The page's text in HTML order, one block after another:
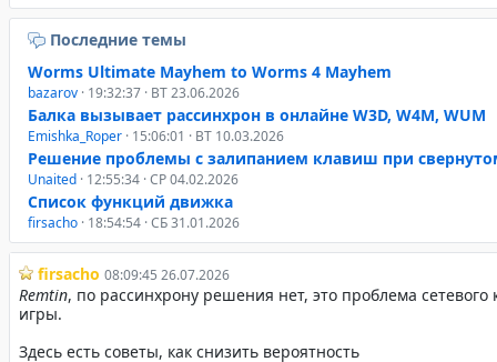
Последние темы
Worms Ultimate Mayhem to Worms 4 Mayhem
bazarov · 19:32:37 · ВТ 23.06.2026
Балка вызывает рассинхрон в онлайне W3D, W4M, WUM
Emishka_Roper · 15:06:01 · ВТ 10.03.2026
Решение проблемы с залипанием клавиш при
Unaited · 12:55:34 · СР 04.02.2026
Список функций движка
firsacho · 18:54:54 · СБ 31.01.2026